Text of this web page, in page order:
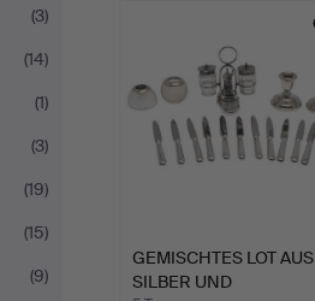
(3)
(14)
(1)
(3)
(19)
(15)
(9)
GEMISCHTES LOT AUS
SILBER UND